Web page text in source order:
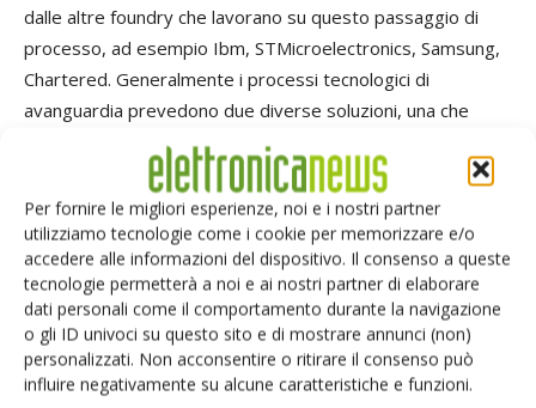
Per fornire le migliori esperienze, noi e i nostri partner
utilizziamo tecnologie come i cookie per memorizzare e/o
accedere alle informazioni del dispositivo. Il consenso a queste
tecnologie permetterà a noi e ai nostri partner di elaborare
dati personali come il comportamento durante la navigazione
o gli ID univoci su questo sito e di mostrare annunci (non)
personalizzati. Non acconsentire o ritirare il consenso può
influire negativamente su alcune caratteristiche e funzioni.
dalle altre foundry che lavorano su questo passaggio di
processo, ad esempio Ibm, STMicroelectronics, Samsung,
Chartered. Generalmente i processi tecnologici di
avanguardia prevedono due diverse soluzioni, una che
privilegia le prestazioni ed un'altra più attenta ai consumi; è
ipotizzabile che le prime Fpga in tecnologia 28 nm
proposte dai costruttori leader privilegino le prestazioni
mentre altri produttori che si dedicano a soluzioni
specializzate (ad esempioLattice) potrebbero optare per
una tecnologia che offra ridotti consumi. Nel 2011
parleremo probabilmente di Fpga in geometrie 22 nm e di
altri vantaggi dovuti alla ulteriore riduzione delle dimensioni
di cella, ma questa nuova generazione di dispositivi